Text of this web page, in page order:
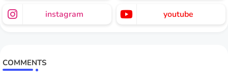
instagram youtube
COMMENTS